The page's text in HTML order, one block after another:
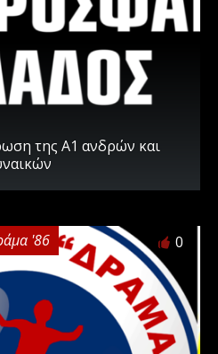
της Α1 ανδρών και
'86 0